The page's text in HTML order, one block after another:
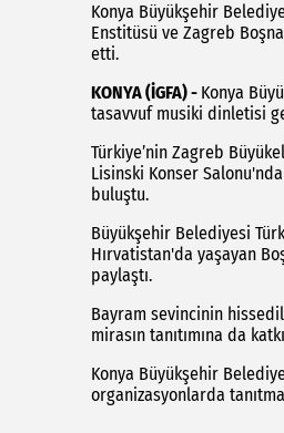
Konya Büyükşehir
Enstitüsü ve Zagreb
etti.
KONYA (İGFA) - Konya
tasavvuf musiki dinletisi
Türkiye’nin Zagreb
Lisinski Konser
buluştu.
Büyükşehir Belediyesi
Hırvatistan'da yaşayan
paylaştı.
Bayram sevincinin
mirasın tanıtımına da
Konya Büyükşehir
organizasyonlarda